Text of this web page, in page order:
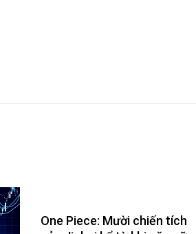
One Piece: Mười chiến tích